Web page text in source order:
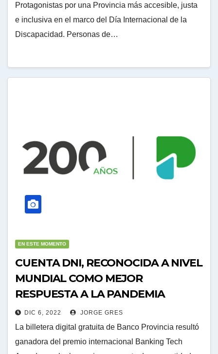
Protagonistas por una Provincia más accesible, justa
e inclusiva en el marco del Día Internacional de la
Discapacidad. Personas de…
EN ESTE MOMENTO
CUENTA DNI, RECONOCIDA A NIVEL
MUNDIAL COMO MEJOR
RESPUESTA A LA PANDEMIA
DIC 6, 2022 JORGE GRES
La billetera digital gratuita de Banco Provincia resultó
ganadora del premio internacional Banking Tech